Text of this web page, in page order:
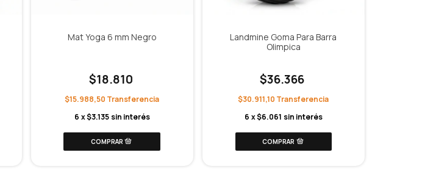
Mat Yoga 6 mm Negro
$18.810
$15.988,50
6 x$3.135 sin interés
Landmine Goma Para Barra
Olimpica
$36.366
$30.911,10
6 x$6.061 sin interés